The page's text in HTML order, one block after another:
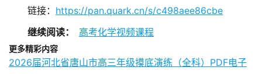
链接： https://pan.quark.cn/s/c498aee86cbe
继续阅读：
高考化学视频课程
更多精彩内容
2026届河北省唐山市高三年级摸底演练（全科）PDF电子